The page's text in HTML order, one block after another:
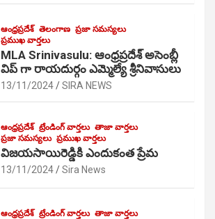
ఆంధ్రప్రదేశ్ తెలంగాణ ప్రజా సమస్యలు
ప్రముఖ వార్తలు
MLA Srinivasulu: ఆంధ్రప్రదేశ్ అసెంబ్లీ
విప్ గా రాయదుర్గం ఎమ్మెల్యే శ్రీనివాసులు
13/11/2024 SIRA NEWS
ఆంధ్రప్రదేశ్ ట్రేండింగ్ వార్తలు తాజా వార్తలు
ప్రజా సమస్యలు ప్రముఖ వార్తలు
విజయసాయిరెడ్డికి ఎందుకంత ప్రేమ
13/11/2024 Sira News
ఆంధ్రప్రదేశ్ ట్రేండింగ్ వార్తలు తాజా వార్తలు